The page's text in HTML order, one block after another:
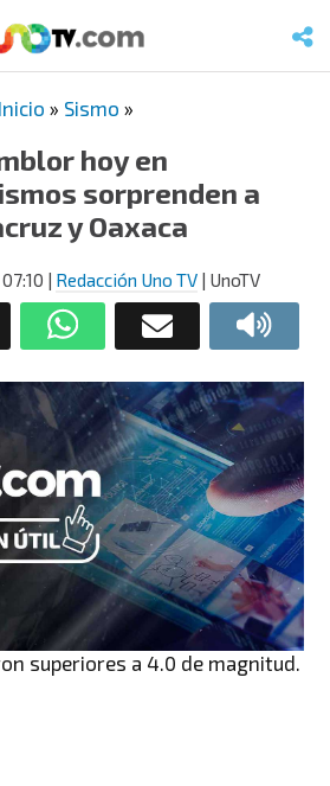
Inicio » Sismo »
hoy en
sorprenden a
y Oaxaca
07:10 | Redacción Uno TV | UnoTV
superiores a 4.0 de magnitud.